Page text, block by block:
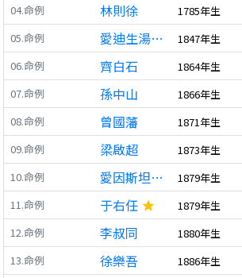
04.命例 林則徐 1785年生
05.命例 愛迪生湯瑪士 1847年生
06.命例 齊白石 1864年生
07.命例 孫中山 1866年生
08.命例 曾國藩 1871年生
09.命例 梁啟超 1873年生
10.命例 愛因斯坦阿爾伯特
1879年生
11.命例 于右任 star 1879年生
12.命例 李叔同 1880年生
13.命例 徐樂吾 1886年生